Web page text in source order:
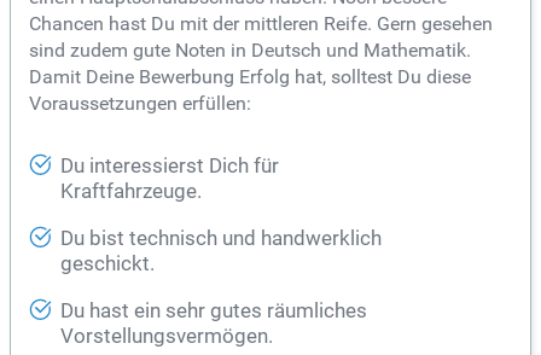
Chancen hast Du mit der mittleren Reife. Gern gesehen
sind zudem gute Noten in Deutsch und Mathematik.
Damit Deine Bewerbung Erfolg hat, solltest Du diese
Voraussetzungen erfüllen:
Du interessierst Dich für
Kraftfahrzeuge.
Du bist technisch und handwerklich
geschickt.
Du hast ein sehr gutes räumliches
Vorstellungsvermögen.